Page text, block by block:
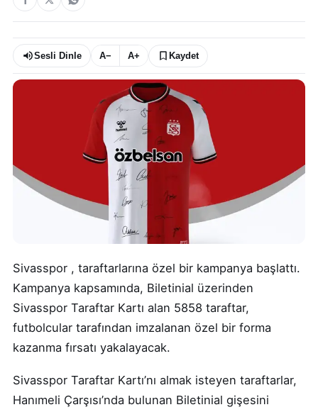
Sesli Dinle A− A+ Kaydet
Sivasspor , taraftarlarına özel bir kampanya başlattı.
Kampanya kapsamında, Biletinial üzerinden
Sivasspor Taraftar Kartı alan 5858 taraftar,
futbolcular tarafından imzalanan özel bir forma
kazanma fırsatı yakalayacak.
Sivasspor Taraftar Kartı’nı almak isteyen taraftarlar,
Hanımeli Çarşısı’nda bulunan Biletinial gişesini